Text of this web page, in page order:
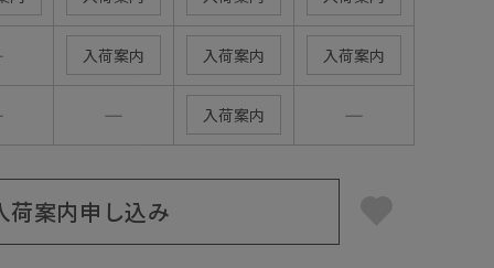
入荷案内 入荷案内 入荷案内
― 入荷案内 ―
荷案内申し込み